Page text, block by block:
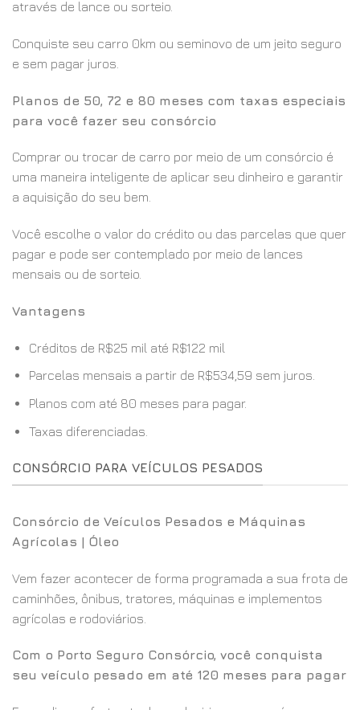
através de lance ou sorteio.
Conquiste seu carro 0km ou seminovo de um jeito seguro
e sem pagar juros.
Planos de 50, 72 e 80 meses com taxas especiais
para você fazer seu consórcio
Comprar ou trocar de carro por meio de um consórcio é
uma maneira inteligente de aplicar seu dinheiro e garantir
a aquisição do seu bem.
Você escolhe o valor do crédito ou das parcelas que quer
pagar e pode ser contemplado por meio de lances
mensais ou de sorteio.
Vantagens
Créditos de R$25 mil até R$122 mil
Parcelas mensais a partir de R$534,59 sem juros.
Planos com até 80 meses para pagar.
Taxas diferenciadas.
CONSÓRCIO PARA VEÍCULOS PESADOS
Consórcio de Veículos Pesados e Máquinas
Agrícolas | Óleo
Vem fazer acontecer de forma programada a sua frota de
caminhões, ônibus, tratores, máquinas e implementos
agrícolas e rodoviários.
Com o Porto Seguro Consórcio, você conquista
seu veículo pesado em até 120 meses para pagar